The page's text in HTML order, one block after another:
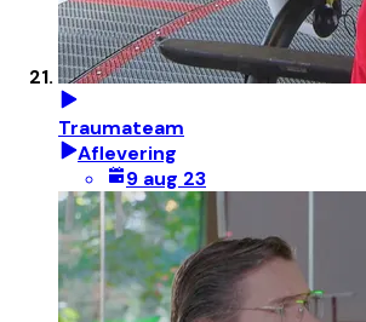
Traumateam
Aflevering
9 aug 23